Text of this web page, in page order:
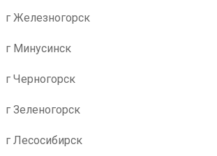
г Железногорск
г Минусинск
г Черногорск
г Зеленогорск
г Лесосибирск